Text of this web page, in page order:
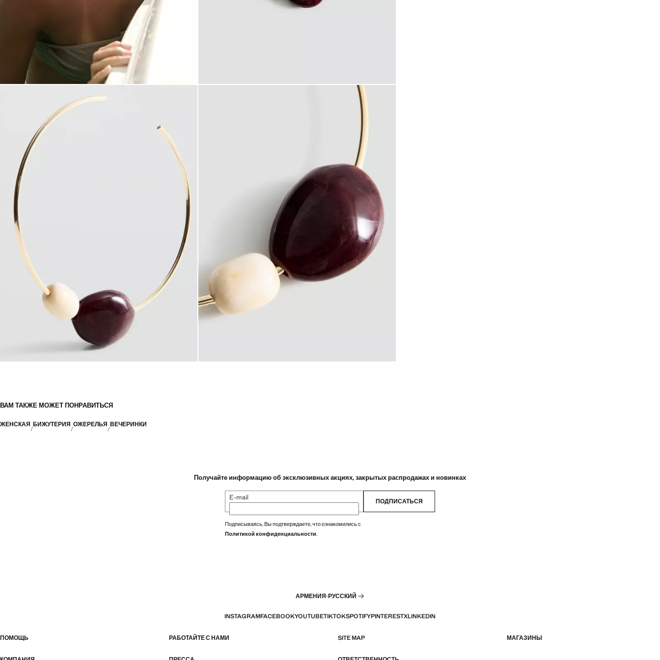
ВАМ ТАКЖЕ МОЖЕТ ПОНРАВИТЬСЯ
ЖЕНСКАЯ БИЖУТЕРИЯ ОЖЕРЕЛЬЯ ВЕЧЕРИНКИ
Получайте информацию об эксклюзивных акциях, закрытых распродажах и новинках
E-mail ПОДПИСАТЬСЯ
Подписываясь, Вы подтверждаете, что ознакомились с
Политикой конфиденциальности.
АРМЕНИЯ·РУССКИЙ
INSTAGRAMFACEBOOKYOUTUBETIKTOKSPOTIFYPINTERESTXLINKEDIN
ПОМОЩЬ РАБОТАЙТЕ С НАМИ SITE MAP МАГАЗИНЫ